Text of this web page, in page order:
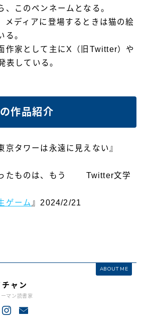
、このペンネームとなる。
メディアに登場するときは猫の絵
る。
作家として主にX（旧Twitter）や
表している。
作品紹介
京タワーは永遠に見えない』
ったものは、もう Twitter文学
ゲーム 』2024/2/21
ABOUT ME
チャン
ーマン読書家